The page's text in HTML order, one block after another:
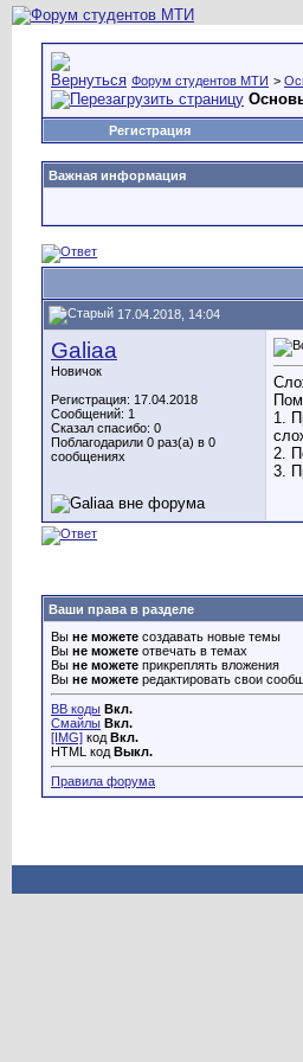
Форум студентов МТИ >
Регистрация
Важная информация
17.04.2018, 14:04
Galiaa
Новичок
Регистрация: 17.04.2018
Сообщений: 1
Сказал спасибо: 0
Поблагодарили 0 раз(а) в 0
сообщениях
1.
2.
3.
Ваши права в разделе
Вы не можете создавать новые темы
Вы не можете отвечать в темах
Вы не можете прикреплять вложения
Вы не можете редактировать свои
BB коды Вкл.
Смайлы Вкл.
[IMG] код Вкл.
HTML код Выкл.
Правила форума